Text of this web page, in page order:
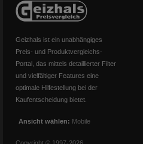
Geizhals ist ein unabhängiges
Preis- und Produktvergleichs-
Portal, das mittels detaillierter Filter
und vielfältiger Features eine
optimale Hilfestellung bei der
Kaufentscheidung bietet.
Ansicht wählen: Mobile